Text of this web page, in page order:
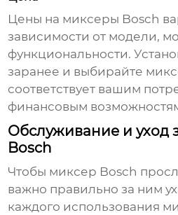
Цены на миксеры Bosch
зависимости от модели,
функциональности.
заранее и выбирайте
соответствует вашим
финансовым
Обслуживание и уход
Bosch
Чтобы миксер Bosch
важно правильно за ним
каждого использования